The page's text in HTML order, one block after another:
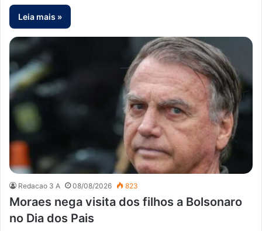
Leia mais »
Redacao 3 A 08/08/2026 823
Moraes nega visita dos filhos a Bolsonaro
no Dia dos Pais